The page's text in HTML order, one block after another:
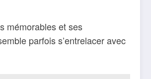
mémorables et ses
parfois s’entrelacer avec